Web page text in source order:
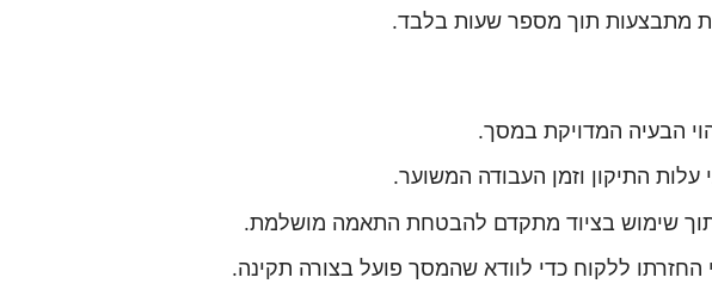
מתבצעות תוך מספר שעות בלבד.
הבעיה המדויקת במסך.
עלות התיקון וזמן העבודה המשוער.
שימוש בציוד מתקדם להבטחת התאמה מושלמת.
ללקוח כדי לוודא שהמסך פועל בצורה תקינה.